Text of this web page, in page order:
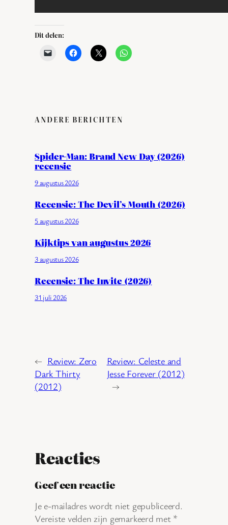
Dit delen:
ANDERE BERICHTEN
Spider-Man: Brand New Day (2026)
recensie
9 augustus 2026
Recensie: The Devil’s Mouth (2026)
5 augustus 2026
Kijktips van augustus 2026
3 augustus 2026
Recensie: The Invite (2026)
31 juli 2026
← Review: Zero
Dark Thirty
(2012)
Review: Celeste and
Jesse Forever (2012)
→
Reacties
Geef een reactie
Je e-mailadres wordt niet gepubliceerd.
Vereiste velden zijn gemarkeerd met *